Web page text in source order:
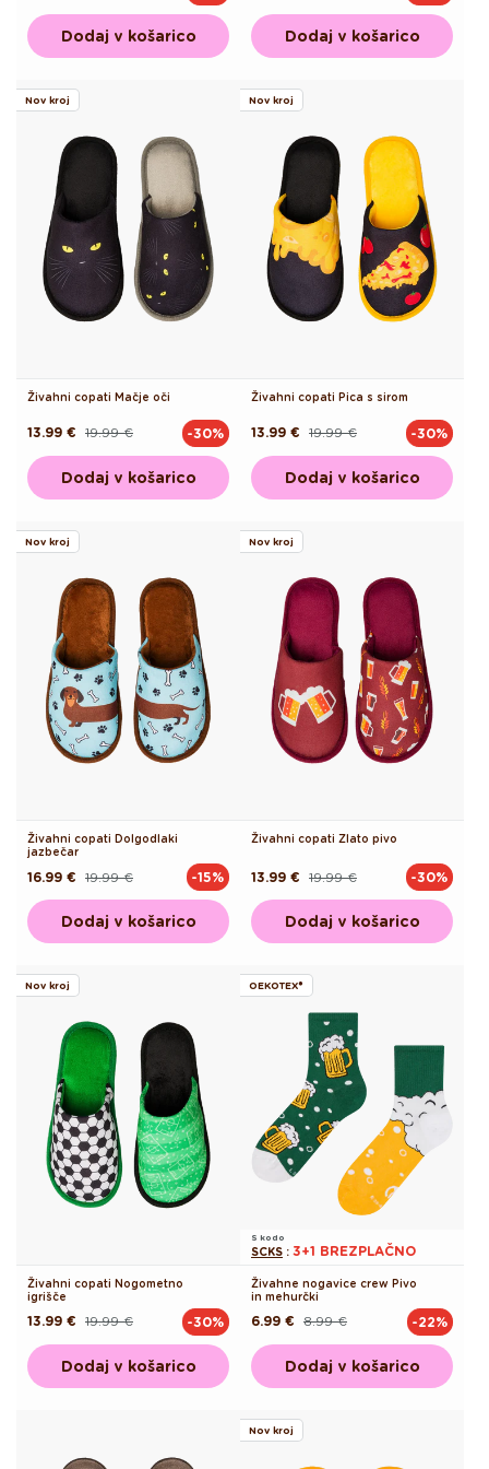
Dodaj v košarico Dodaj v košarico
Nov kroj
Živahni copati Mačje oči
Redna
19.99 €
Akcijska
13.99 € -30%
Dodaj v košarico
Nov kroj
Živahni copati Pica s sirom
Redna
19.99 €
Akcijska
13.99 € -30%
Dodaj v košarico
Nov kroj
Živahni copati Dolgodlaki
jazbečar
Redna
19.99 €
Akcijska
16.99 € -15%
Dodaj v košarico
Nov kroj
Živahni copati Zlato pivo
Redna
19.99 €
Akcijska
13.99 € -30%
Dodaj v košarico
Nov kroj
Živahni copati Nogometno
igrišče
Redna
19.99 €
Akcijska
13.99 € -30%
Dodaj v košarico
OEKOTEX®
S kodo
SCKS : 3+1 BREZPLAČNO
Živahne nogavice crew Pivo
in mehurčki
Redna 8.99 €
Akcijska
6.99 € -22%
Dodaj v košarico
Nov kroj